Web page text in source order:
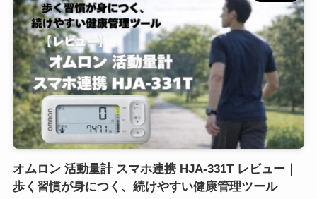
オムロン 活動量計 スマホ連携 HJA-331T レビュー｜
歩く習慣が身につく、続けやすい健康管理ツール